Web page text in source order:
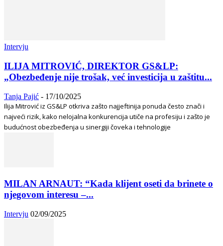
Intervju
ILIJA MITROVIĆ, DIREKTOR GS&LP:
„Obezbeđenje nije trošak, već investicija u zaštitu...
Tanja Pajić - 17/10/2025
Ilija Mitrović iz GS&LP otkriva zašto najjeftinija ponuda često znači i
najveći rizik, kako nelojalna konkurencija utiče na profesiju i zašto je
budućnost obezbeđenja u sinergiji čoveka i tehnologije
MILAN ARNAUT: “Kada klijent oseti da brinete o
njegovom interesu –...
Intervju 02/09/2025